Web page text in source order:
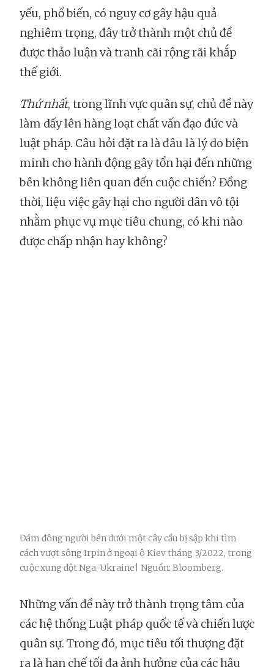
yếu, phổ biến, có nguy cơ gây hậu quả
nghiêm trọng, đây trở thành một chủ đề
được thảo luận và tranh cãi rộng rãi khắp
thế giới.
Thứ nhất, trong lĩnh vực quân sự, chủ đề này
làm dấy lên hàng loạt chất vấn đạo đức và
luật pháp. Câu hỏi đặt ra là đâu là lý do biện
minh cho hành động gây tổn hại đến những
bên không liên quan đến cuộc chiến? Đồng
thời, liệu việc gây hại cho người dân vô tội
nhằm phục vụ mục tiêu chung, có khi nào
được chấp nhận hay không?
Đám đông người bên dưới một cây cầu bị sập khi tìm
cách vượt sông Irpin ở ngoại ô Kiev tháng 3/2022, trong
cuộc xung đột Nga-Ukraine| Nguồn: Bloomberg.
Những vấn đề này trở thành trọng tâm của
các hệ thống Luật pháp quốc tế và chiến lược
quân sự. Trong đó, mục tiêu tối thượng đặt
ra là hạn chế tối đa ảnh hưởng của các hậu